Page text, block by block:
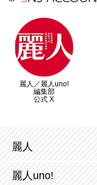
麗人／麗人uno!
編集部
公式 X
麗人
麗人uno!